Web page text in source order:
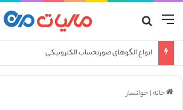
منو
انواع الگوهای صورتحساب الکترونیکی
خانه|خوانسار